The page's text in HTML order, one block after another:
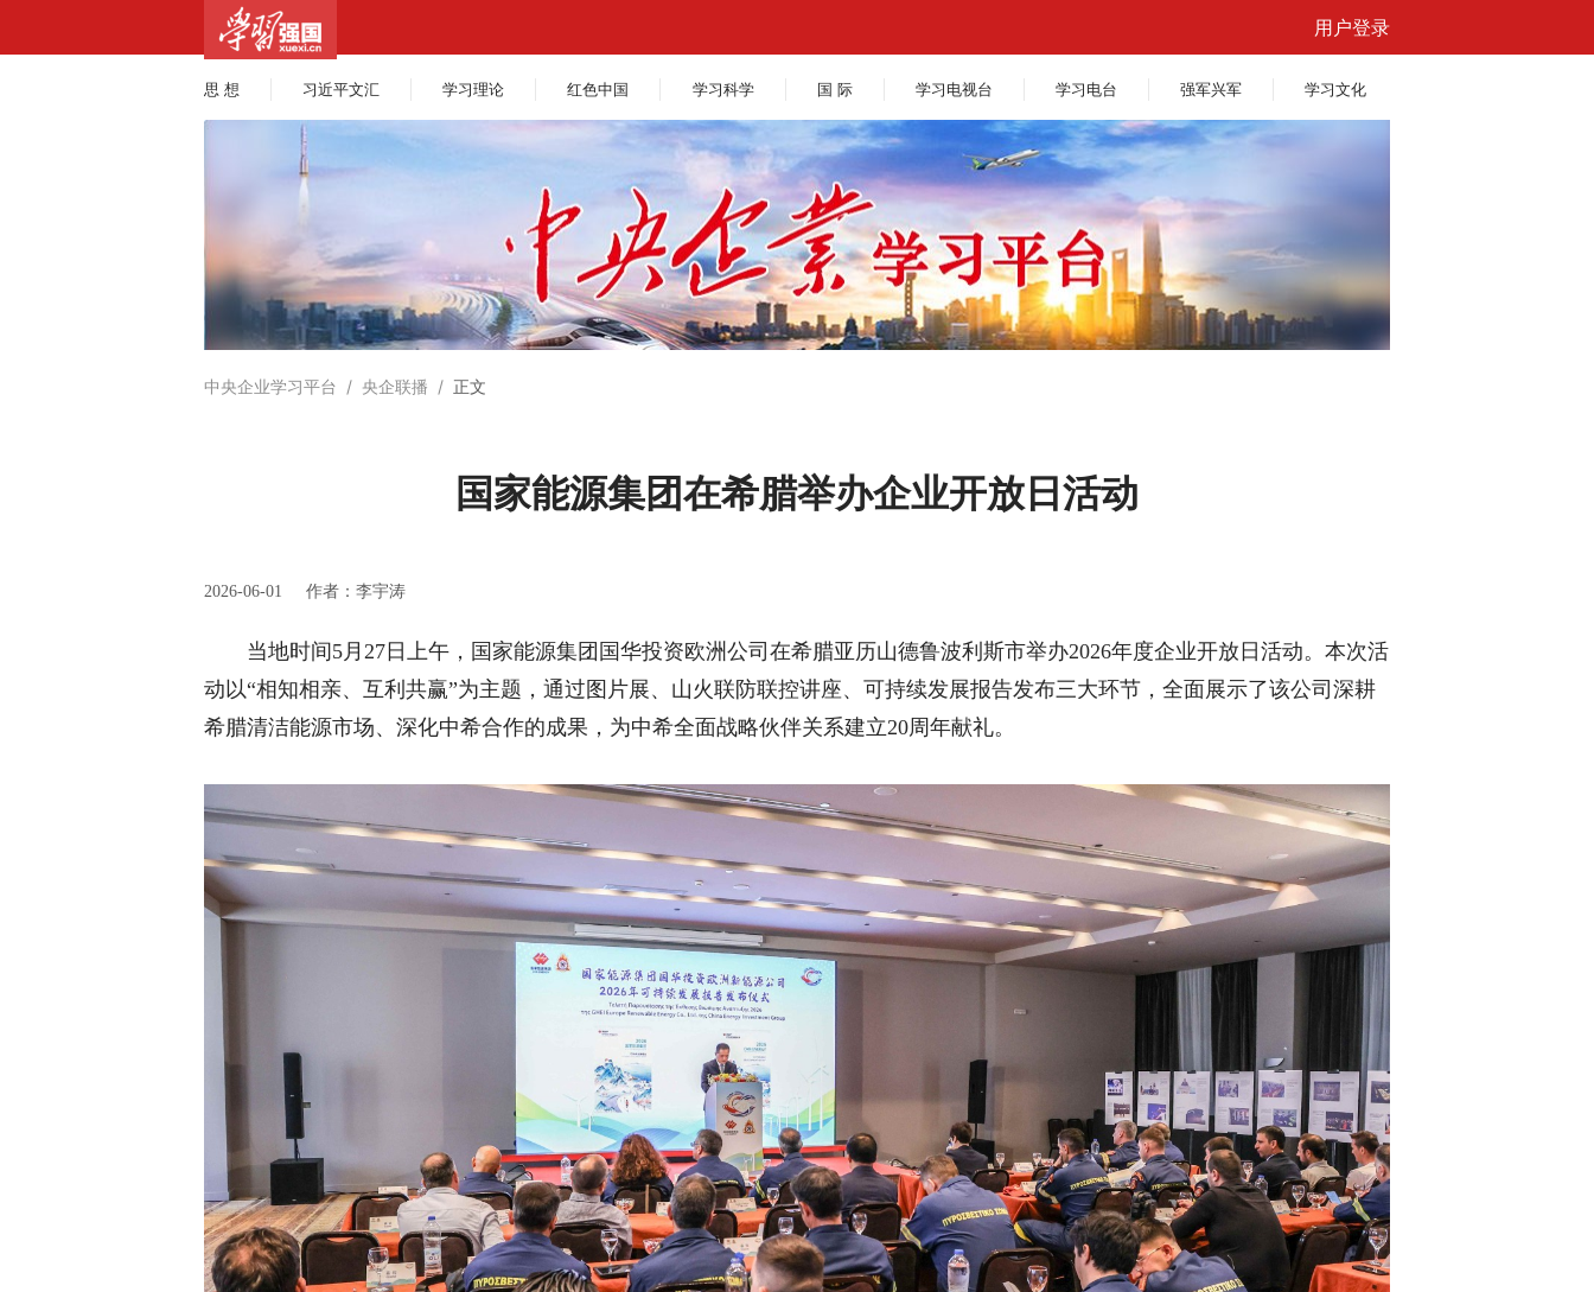
用户登录
思 想 习近平文汇 学习理论 红色中国 学习科学 国 际 学习电视台 学习电台 强军兴军 学习文化
中央企业学习平台 / 央企联播 / 正文
国家能源集团在希腊举办企业开放日活动
2026-06-01 作者：李宇涛
当地时间5月27日上午，国家能源集团国华投资欧洲公司在希腊亚历山德鲁波利斯市举办2026年度企业开放日活动。本次活
动以“相知相亲、互利共赢”为主题，通过图片展、山火联防联控讲座、可持续发展报告发布三大环节，全面展示了该公司深耕
希腊清洁能源市场、深化中希合作的成果，为中希全面战略伙伴关系建立20周年献礼。